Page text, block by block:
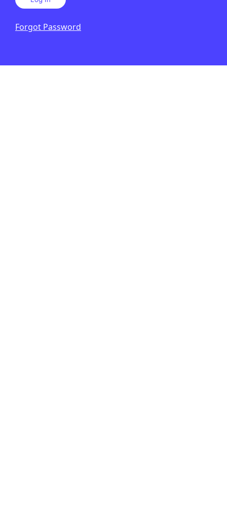
Forgot Password